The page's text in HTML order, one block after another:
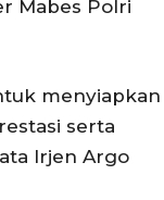
Mabes Polri
menyiapkan
serta
Irjen Argo